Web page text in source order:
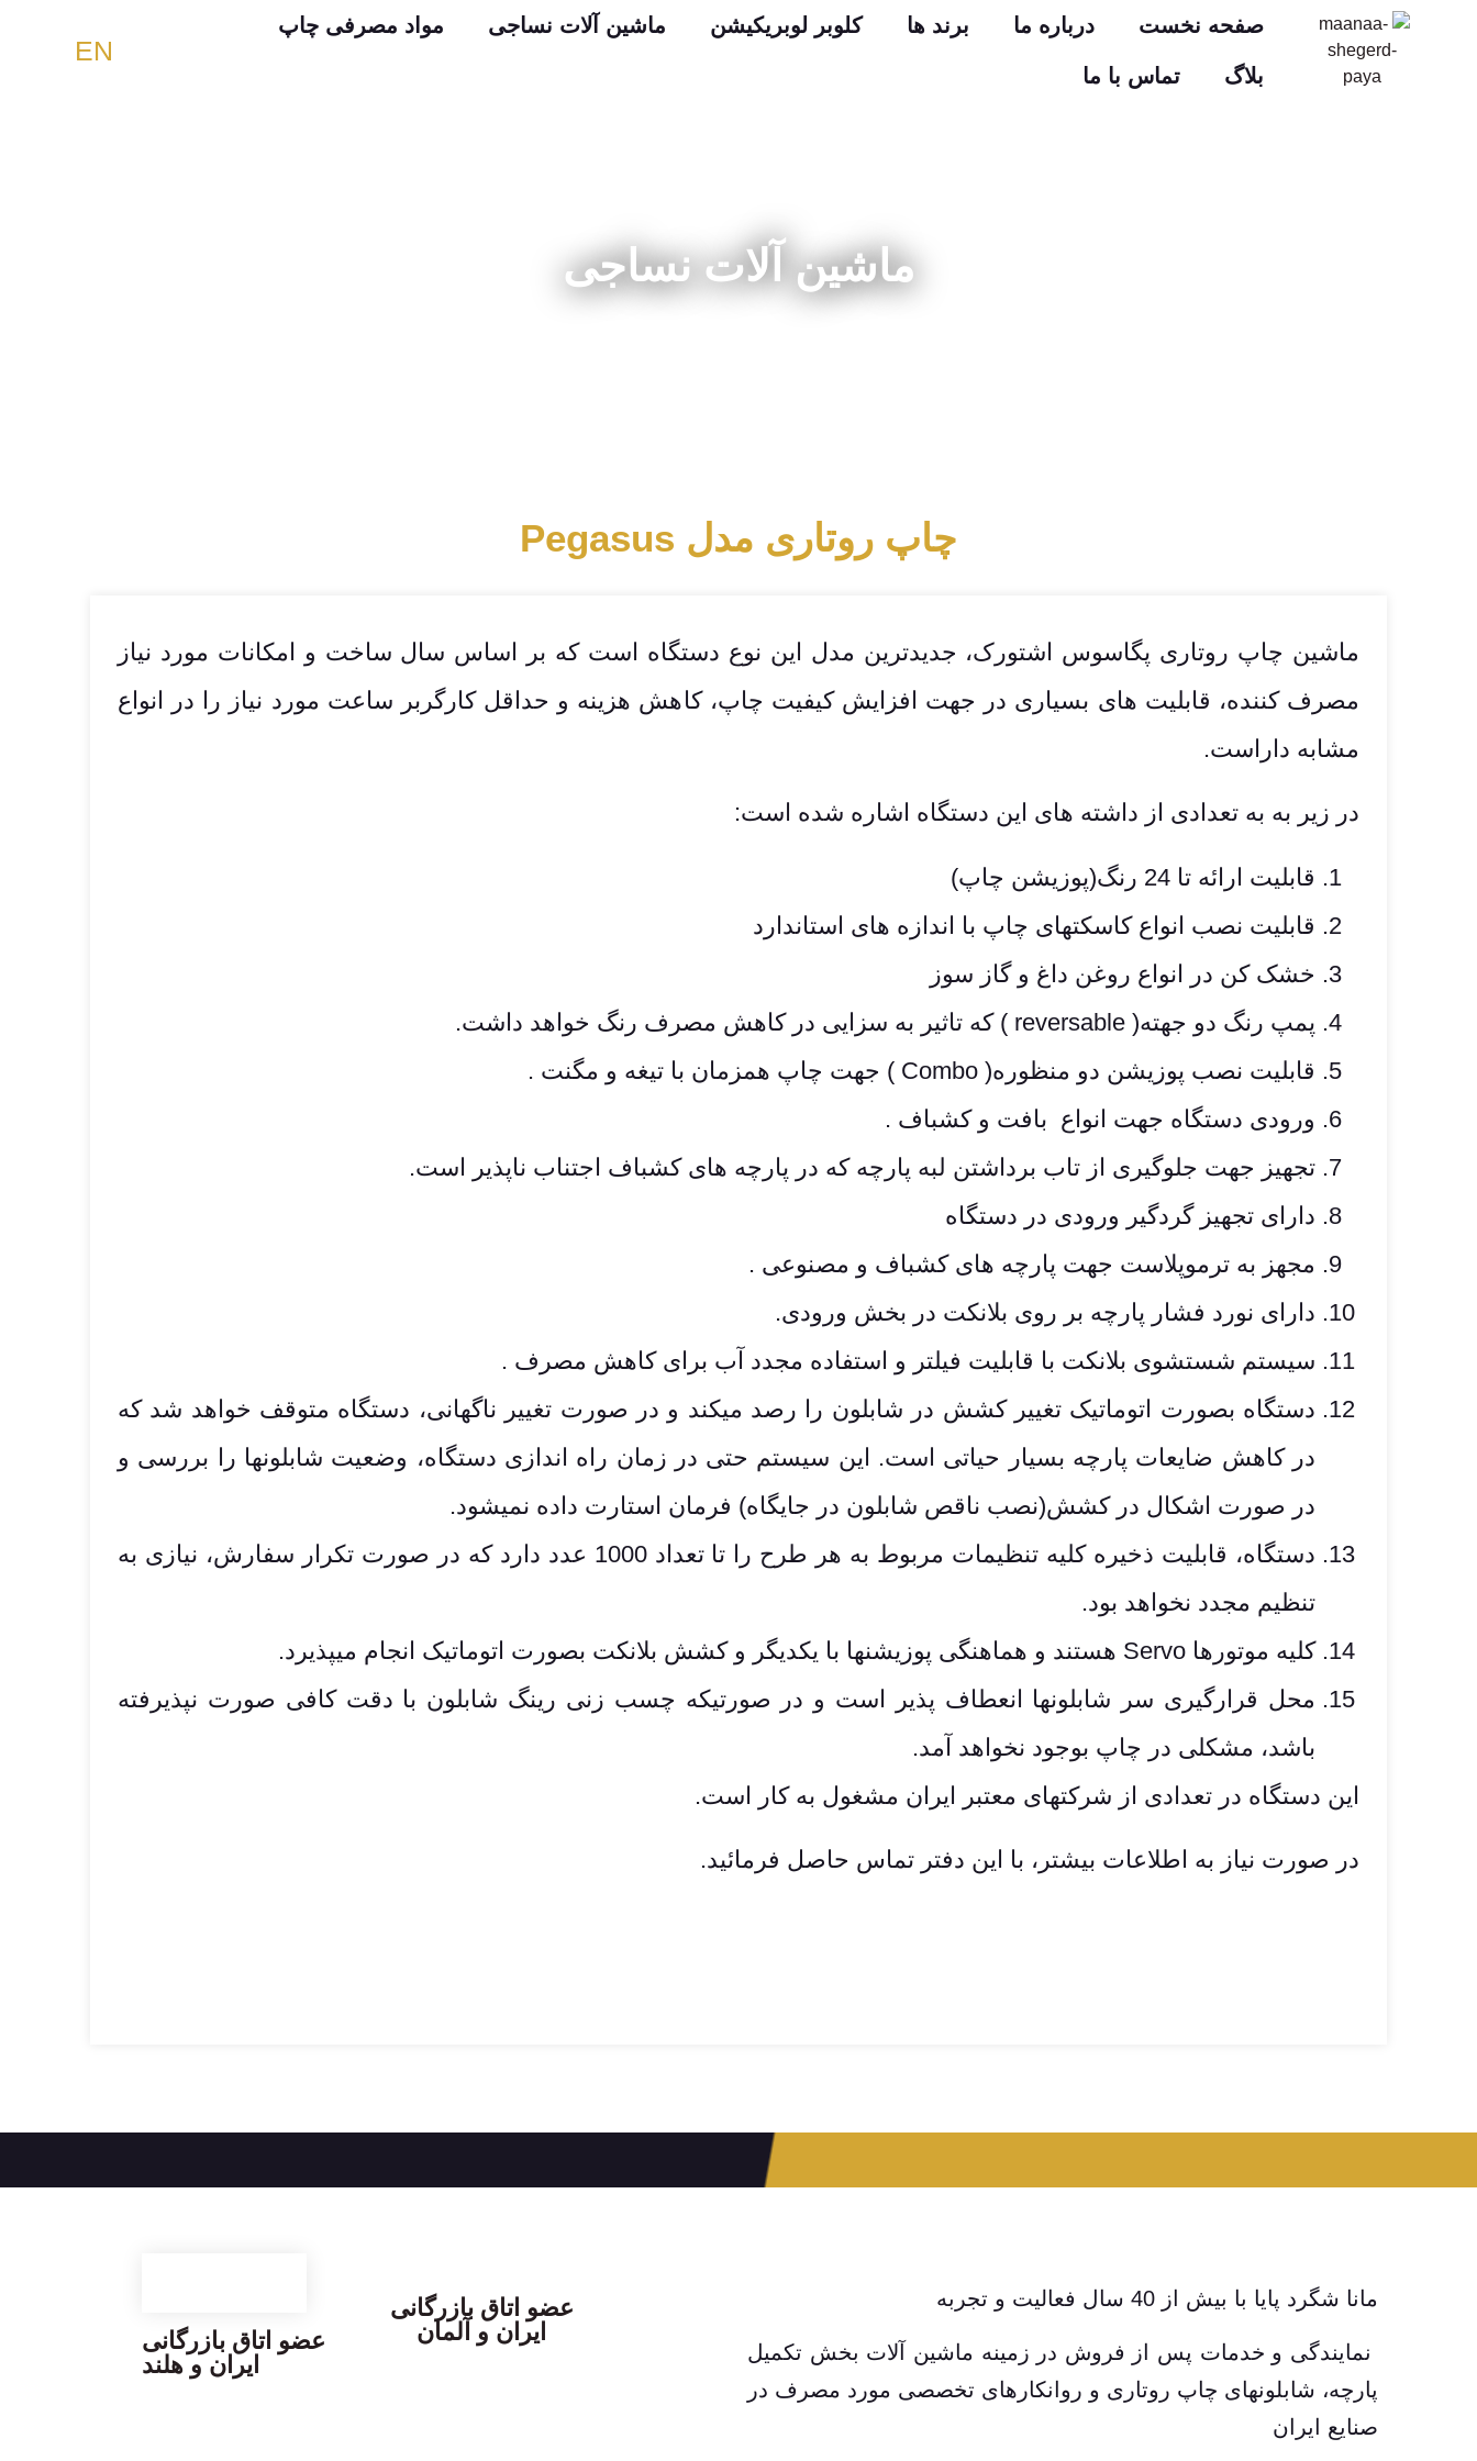
صفحه نخست درباره ما برند ها کلوبر لوبریکیشن ماشین آلات نساجی مواد مصرفی چاپ
بلاگ تماس با ما
EN
ماشین آلات نساجی
چاپ روتاری مدل Pegasus
ماشین چاپ روتاری پگاسوس اشتورک، جدیدترین مدل این نوع دستگاه است که بر اساس سال ساخت و امکانات مورد نیاز
مصرف کننده، قابلیت های بسیاری در جهت افزایش کیفیت چاپ، کاهش هزینه و حداقل کارگربر ساعت مورد نیاز را در انواع
مشابه داراست.
در زیر به به تعدادی از داشته های این دستگاه اشاره شده است:
قابلیت ارائه تا 24 رنگ(پوزیشن چاپ)
قابلیت نصب انواع کاسکتهای چاپ با اندازه های استاندارد
خشک کن در انواع روغن داغ و گاز سوز
پمپ رنگ دو جهته( reversable ) که تاثیر به سزایی در کاهش مصرف رنگ خواهد داشت.
قابلیت نصب پوزیشن دو منظوره( Combo ) جهت چاپ همزمان با تیغه و مگنت .
ورودی دستگاه جهت انواع بافت و کشباف .
تجهیز جهت جلوگیری از تاب برداشتن لبه پارچه که در پارچه های کشباف اجتناب ناپذیر است.
دارای تجهیز گردگیر ورودی در دستگاه
مجهز به ترموپلاست جهت پارچه های کشباف و مصنوعی .
دارای نورد فشار پارچه بر روی بلانکت در بخش ورودی.
سیستم شستشوی بلانکت با قابلیت فیلتر و استفاده مجدد آب برای کاهش مصرف .
دستگاه بصورت اتوماتیک تغییر کشش در شابلون را رصد میکند و در صورت تغییر ناگهانی، دستگاه متوقف خواهد شد که
در کاهش ضایعات پارچه بسیار حیاتی است. این سیستم حتی در زمان راه اندازی دستگاه، وضعیت شابلونها را بررسی و
در صورت اشکال در کشش(نصب ناقص شابلون در جایگاه) فرمان استارت داده نمیشود.
دستگاه، قابلیت ذخیره کلیه تنظیمات مربوط به هر طرح را تا تعداد 1000 عدد دارد که در صورت تکرار سفارش، نیازی به
تنظیم مجدد نخواهد بود.
کلیه موتورها Servo هستند و هماهنگی پوزیشنها با یکدیگر و کشش بلانکت بصورت اتوماتیک انجام میپذیرد.
محل قرارگیری سر شابلونها انعطاف پذیر است و در صورتیکه چسب زنی رینگ شابلون با دقت کافی صورت نپذیرفته
باشد، مشکلی در چاپ بوجود نخواهد آمد.
این دستگاه در تعدادی از شرکتهای معتبر ایران مشغول به کار است.
در صورت نیاز به اطلاعات بیشتر، با این دفتر تماس حاصل فرمائید.
مانا شگرد پایا با بیش از 40 سال فعالیت و تجربه
نمایندگی و خدمات پس از فروش در زمینه ماشین آلات بخش تکمیل
پارچه، شابلونهای چاپ روتاری و روانکارهای تخصصی مورد مصرف در
صنایع ایران
عضو اتاق بازرگانی
ایران و آلمان
عضو اتاق بازرگانی
ایران و هلند